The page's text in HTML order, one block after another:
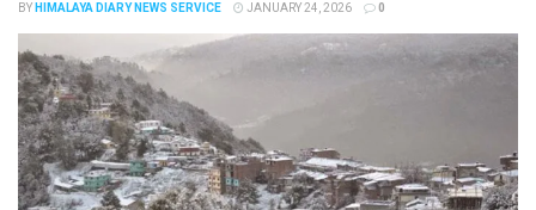
BY HIMALAYA DIARY NEWS SERVICE JANUARY 24, 2026 0